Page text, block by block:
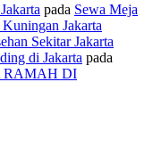
pada Sewa Meja
Jakarta
Sekitar Jakarta
di Jakarta pada
RAMAH DI